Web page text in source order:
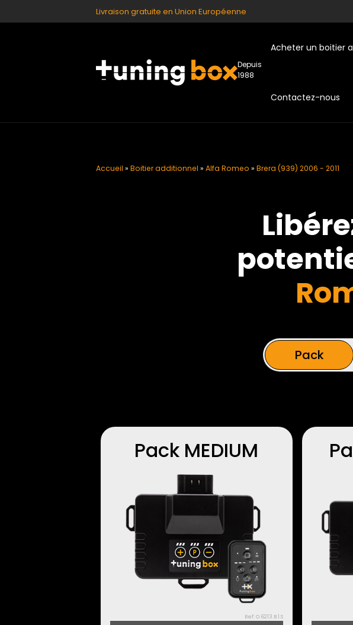
Livraison gratuite en Union Européenne
Depuis
1988
Acheter un boitier
Contactez-nous
Accueil » Boitier additionnel » Alfa Romeo » Brera (939) 2006 - 2011
Pack
Pack MEDIUM
Ref: O.6213.B.1.S